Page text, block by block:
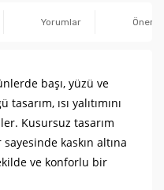
Yorumlar
başı, yüzü ve
ısı yalıtımını
Kusursuz tasarım
kaskın altına
ve konforlu bir